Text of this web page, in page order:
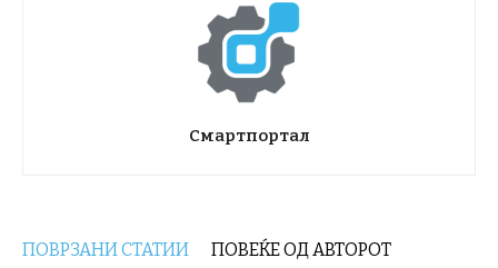
Смартпортал
ПОВРЗАНИ СТАТИИ ПОВЕЌЕ ОД АВТОРОТ